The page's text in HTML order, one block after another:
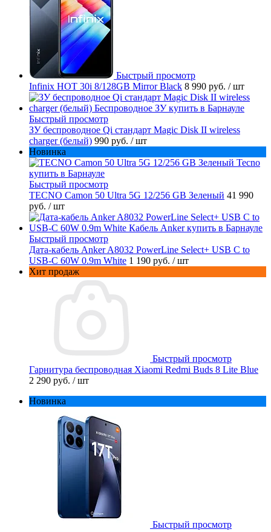
Быстрый просмотр
Infinix HOT 30i 8/128GB Mirror Black 8 990 руб. / шт
Быстрый просмотр
ЗУ беспроводное Qi стандарт Magic Disk II wireless
charger (белый) 990 руб. / шт
Новинка
Быстрый просмотр
TECNO Camon 50 Ultra 5G 12/256 GB Зеленый 41 990
руб. / шт
Быстрый просмотр
Дата-кабель Anker A8032 PowerLine Select+ USB C to
USB-C 60W 0.9m White 1 190 руб. / шт
Хит продаж
Быстрый просмотр
Гарнитура беспроводная Xiaomi Redmi Buds 8 Lite Blue
2 290 руб. / шт
Новинка
Быстрый просмотр